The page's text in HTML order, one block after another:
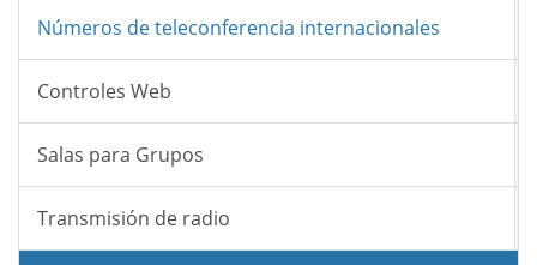
Números de teleconferencia internacionales
Controles Web
Salas para Grupos
Transmisión de radio